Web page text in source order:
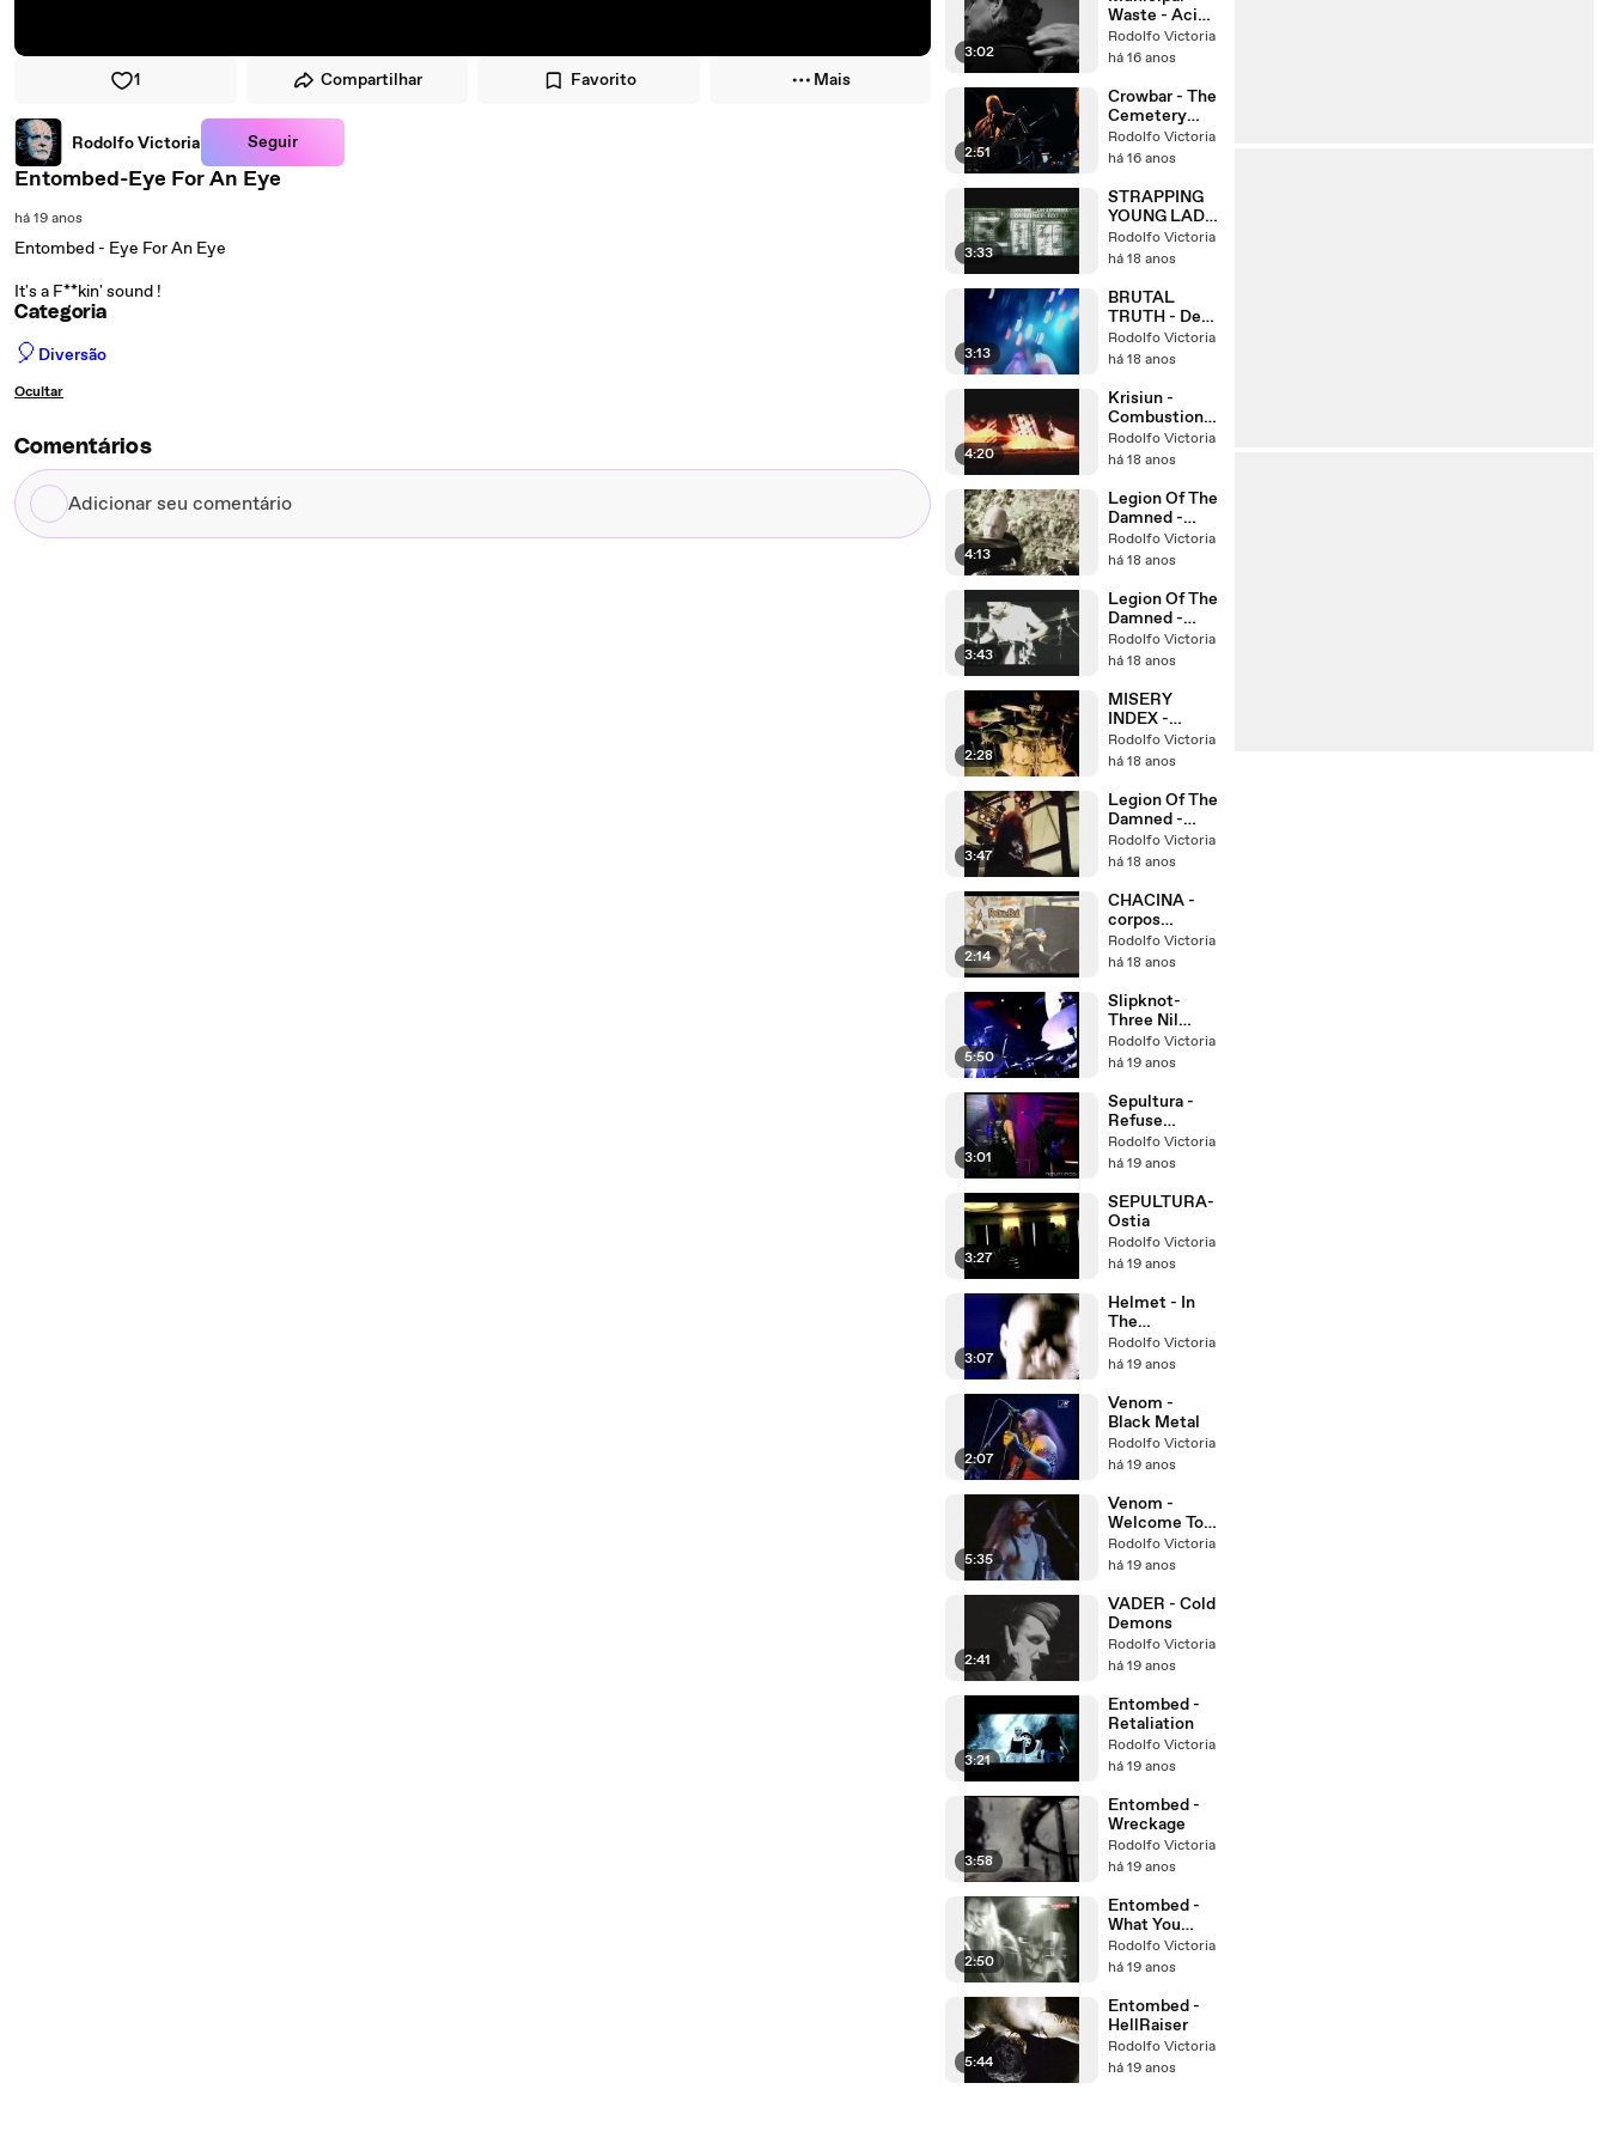
1 Compartilhar Favorito Mais
Rodolfo Victoria Seguir
Entombed-Eye For An Eye
há 19 anos
Entombed - Eye For An Eye
It's a F**kin' sound !
Categoria
🎈 Diversão
Ocultar
Comentários
Adicionar
seu
3:02
Waste - Acid
Sentence
Rodolfo Victoria
há 16 anos
2:51
Crowbar - The
Cemetery
Angels
Rodolfo Victoria
há 16 anos
3:33
STRAPPING
YOUNG LAD -
Almost Again
Rodolfo Victoria
há 18 anos
3:13
BRUTAL
TRUTH - Dead
Smart
Rodolfo Victoria
há 18 anos
4:20
Krisiun -
Combustion
Inferno
Rodolfo Victoria
há 18 anos
4:13
Legion Of The
Damned -
Sepulchral
Ghoul
Rodolfo Victoria
há 18 anos
3:43
Legion Of The
Damned -
Werewolf
Corpse
Rodolfo Victoria
há 18 anos
2:28
MISERY
INDEX -
Traitors
Rodolfo Victoria
há 18 anos
3:47
Legion Of The
Damned -
Death s Head
March
Rodolfo Victoria
há 18 anos
2:14
CHACINA -
corpos
congelados
(live)
Rodolfo Victoria
há 18 anos
5:50
Slipknot-
Three Nil
(live)
Rodolfo Victoria
há 19 anos
3:01
Sepultura -
Refuse
resist(live)
Rodolfo Victoria
há 19 anos
3:27
SEPULTURA-
Ostia
Rodolfo Victoria
há 19 anos
3:07
Helmet - In
The
Meantime
Rodolfo Victoria
há 19 anos
2:07
Venom -
Black Metal
Rodolfo Victoria
há 19 anos
5:35
Venom -
Welcome To
Hell (live)
Rodolfo Victoria
há 19 anos
2:41
VADER - Cold
Demons
Rodolfo Victoria
há 19 anos
3:21
Entombed -
Retaliation
Rodolfo Victoria
há 19 anos
3:58
Entombed -
Wreckage
Rodolfo Victoria
há 19 anos
2:50
Entombed -
What You
Need
Rodolfo Victoria
há 19 anos
5:44
Entombed -
HellRaiser
Rodolfo Victoria
há 19 anos